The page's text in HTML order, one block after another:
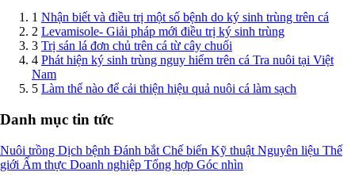
1 Nhận biết và điều trị một số bệnh do ký sinh trùng trên cá
2 Levamisole- Giải pháp mới điều trị ký sinh trùng
3 Trị sán lá đơn chủ trên cá từ cây chuối
4 Phát hiện ký sinh trùng nguy hiểm trên cá Tra nuôi tại Việt
Nam
5 Làm thế nào để cải thiện hiệu quả nuôi cá làm sạch
Danh mục tin tức
Nuôi trồng Dịch bệnh Đánh bắt Chế biến Kỹ thuật Nguyên liệu Thế
giới Ẩm thực Doanh nghiệp Tổng hợp Góc nhìn